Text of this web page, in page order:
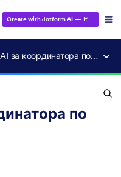
Create with Jotform AI — It's Free!
Попитай AI за координатора по съответствието
по